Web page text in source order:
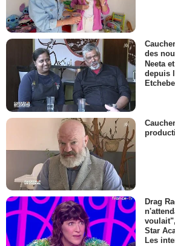
des
Neeta
depuis
Drag
Star
Les